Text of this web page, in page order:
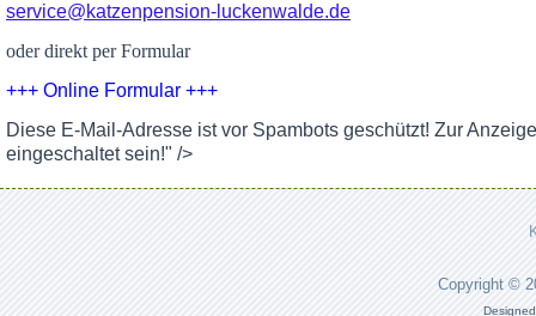
service@katzenpension-luckenwalde.de
oder direkt per Formular
+++ Online Formular +++
Diese E-Mail-Adresse ist vor Spambots geschützt! Zur
eingeschaltet sein!" />
Copyright ©